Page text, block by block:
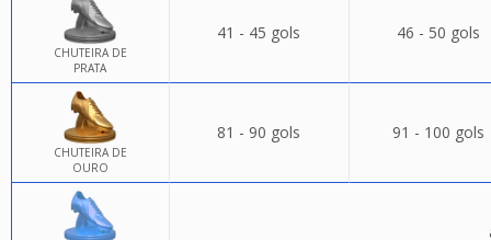
CHUTEIRA DE
PRATA
41 - 45 gols 46 - 50 gols
CHUTEIRA DE
OURO
81 - 90 gols 91 - 100 gols